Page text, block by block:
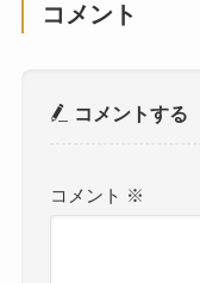
コメント
コメントする
コメント ※